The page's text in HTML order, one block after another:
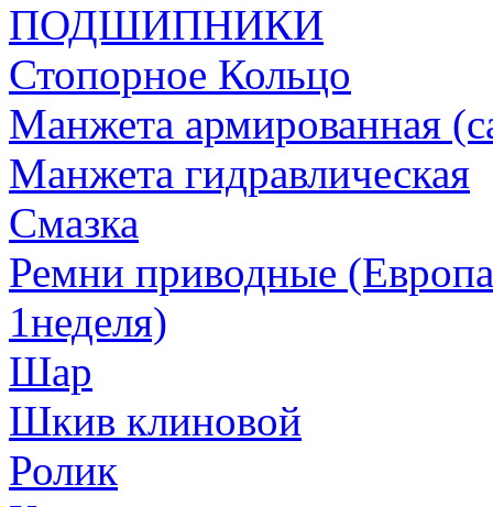
ПОДШИПНИКИ
Стопорное Кольцо
Манжета армированная
Манжета гидравлическая
Cмазка
Ремни приводные
1неделя)
Шар
Шкив клиновой
Ролик